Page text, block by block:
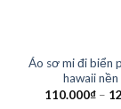
Áo sơ mi đi biển
hawaii nền
110.000₫–